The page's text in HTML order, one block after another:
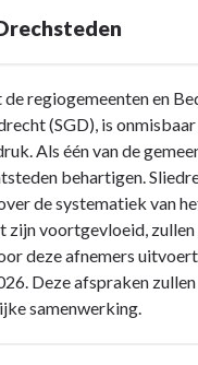
de regiogemeenten en
(SGD), is
Als één van de
behartigen.
de systematiek van
zijn voortgevloeid,
deze afnemers
Deze afspraken
samenwerking.